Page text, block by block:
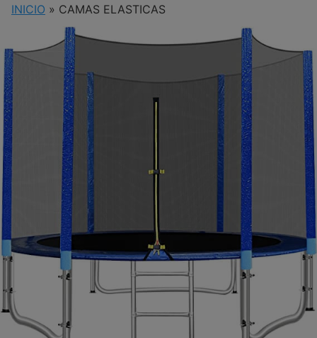
INICIO » CAMAS ELASTICAS